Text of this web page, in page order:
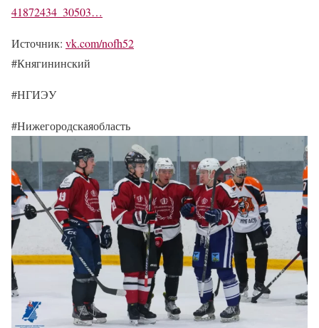
41872434_30503…
Источник: vk.com/nofh52
#Княгининский
#НГИЭУ
#Нижегородскаяобласть